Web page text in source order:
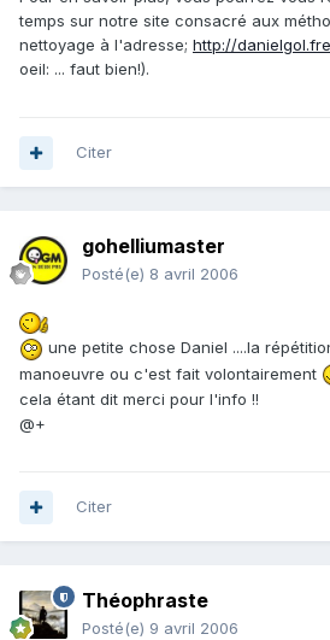
temps sur notre site consacré aux
nettoyage à l'adresse; http://
oeil: ... faut bien!).
Citer
gohelliumaster
Posté(e) 8 avril 2006
une petite chose Daniel ....la
manoeuvre ou c'est fait volontairement
cela étant dit merci pour l'info !!
@+
Citer
Théophraste
Posté(e) 9 avril 2006